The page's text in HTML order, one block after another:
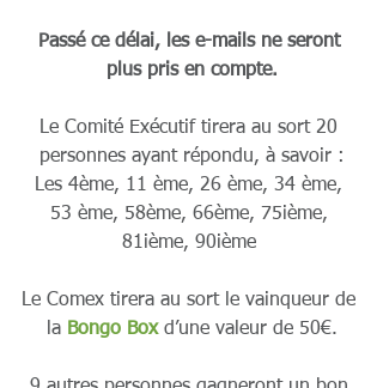
Passé ce délai, les e-mails ne seront
plus pris en compte.
Le Comité Exécutif tirera au sort 20
personnes ayant répondu, à savoir :
Les 4ème, 11 ème, 26 ème, 34 ème,
53 ème, 58ème, 66ème, 75ième,
81ième, 90ième
Le Comex tirera au sort le vainqueur de
la Bongo Box d’une valeur de 50€.